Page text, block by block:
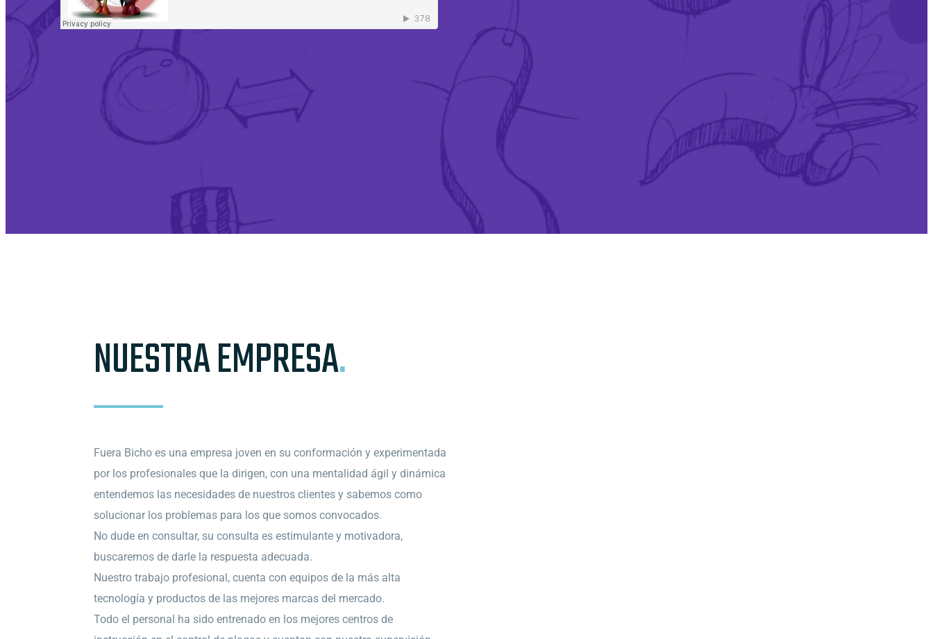
NUESTRA EMPRESA.
Fuera Bicho es una empresa joven en su conformación y experimentada
por los profesionales que la dirigen, con una mentalidad ágil y dinámica
entendemos las necesidades de nuestros clientes y sabemos como
solucionar los problemas para los que somos convocados.
No dude en consultar, su consulta es estimulante y motivadora,
buscaremos de darle la respuesta adecuada.
Nuestro trabajo profesional, cuenta con equipos de la más alta
tecnología y productos de las mejores marcas del mercado.
Todo el personal ha sido entrenado en los mejores centros de